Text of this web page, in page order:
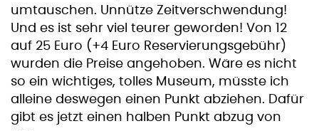
umtauschen. Unnütze Zeitverschwendung!
Und es ist sehr viel teurer geworden! Von 12
auf 25 Euro (+4 Euro Reservierungsgebühr)
wurden die Preise angehoben. Wäre es nicht
so ein wichtiges, tolles Museum, müsste ich
alleine deswegen einen Punkt abziehen. Dafür
gibt es jetzt einen halben Punkt abzug von